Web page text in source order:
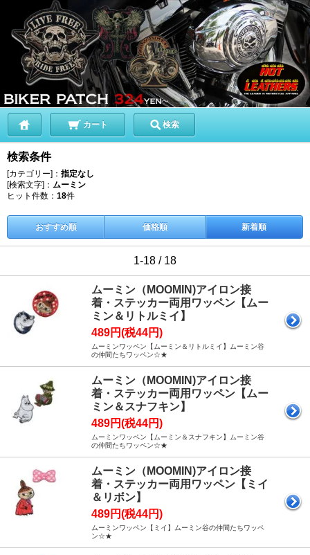
カート 検索
検索条件
[カテゴリー]： 指定なし
[検索文字]： ムーミン
ヒット件数： 18件
おすすめ順 価格順 新着順
1-18 / 18
ムーミン（MOOMIN)アイロン接
着・ステッカー両用ワッペン【ムー
ミン＆リトルミイ】
489円(税44円)
ムーミンワッペン【ムーミン＆リトルミイ】ムーミン谷
の仲間たちワッペン☆★
ムーミン（MOOMIN)アイロン接
着・ステッカー両用ワッペン【ムー
ミン＆スナフキン】
489円(税44円)
ムーミンワッペン【ムーミン＆スナフキン】ムーミン谷
の仲間たちワッペン☆★
ムーミン（MOOMIN)アイロン接
着・ステッカー両用ワッペン【ミイ
＆リボン】
489円(税44円)
ムーミンワッペン【ミイ】ムーミン谷の仲間たちワッペ
ン☆★